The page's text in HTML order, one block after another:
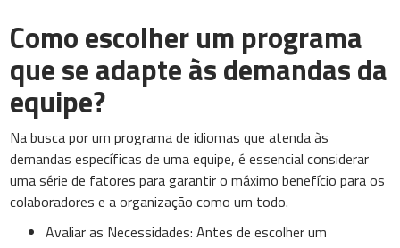
Como escolher um programa
que se adapte às demandas da
equipe?
Na busca por um programa de idiomas que atenda às
demandas específicas de uma equipe, é essencial considerar
uma série de fatores para garantir o máximo benefício para os
colaboradores e a organização como um todo.
Avaliar as Necessidades: Antes de escolher um